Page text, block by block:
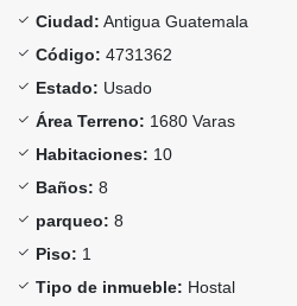
Ciudad: Antigua Guatemala
Código: 4731362
Estado: Usado
Área Terreno: 1680 Varas
Habitaciones: 10
Baños: 8
parqueo: 8
Piso: 1
Tipo de inmueble: Hostal